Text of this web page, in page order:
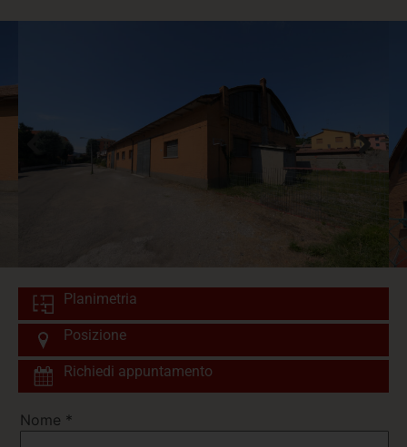
Planimetria
Posizione
Richiedi appuntamento
Nome *